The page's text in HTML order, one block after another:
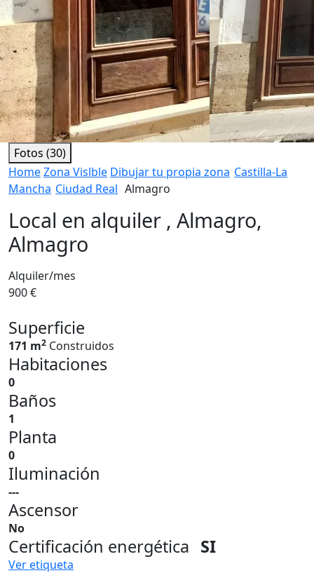
Fotos (30)
HomeZona Vislble Dibujar tu propia zona Castilla-La
Mancha Ciudad Real Almagro
Local en alquiler , Almagro,
Almagro
Alquiler/mes
900 €
Superficie
171 m2 Construidos
Habitaciones
0
Baños
1
Planta
0
Iluminación
---
Ascensor
No
Certificación energética SI
Ver etiqueta